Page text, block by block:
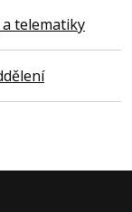
telematiky